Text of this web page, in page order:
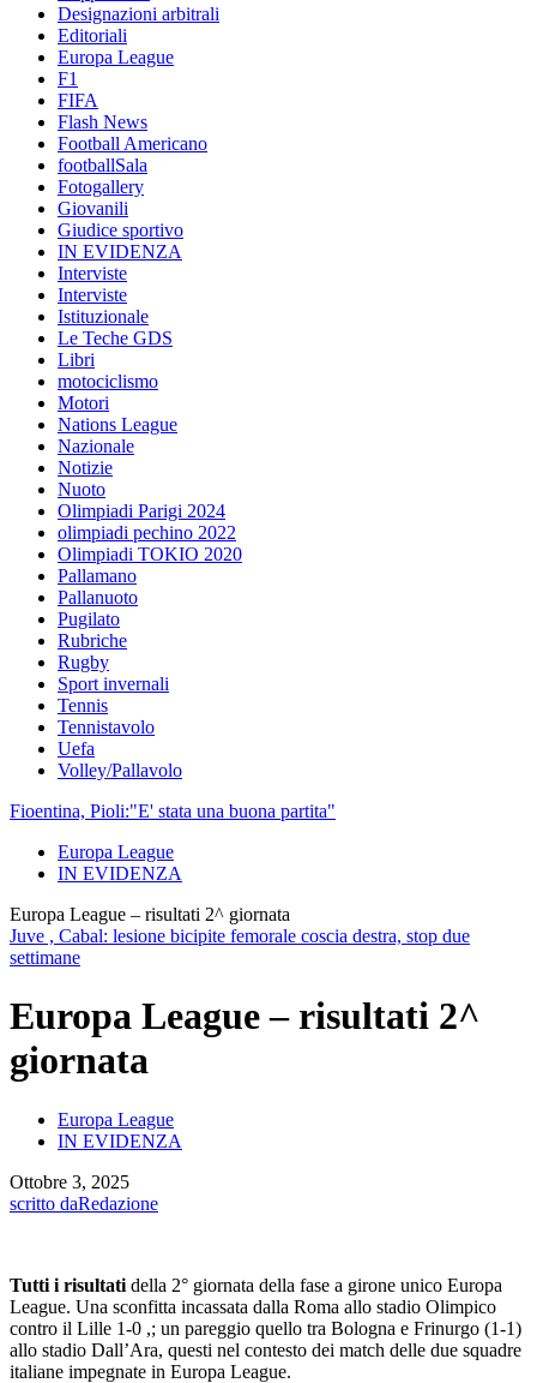
Designazioni arbitrali
Editoriali
Europa League
F1
FIFA
Flash News
Football Americano
footballSala
Fotogallery
Giovanili
Giudice sportivo
IN EVIDENZA
Interviste
Interviste
Istituzionale
Le Teche GDS
Libri
motociclismo
Motori
Nations League
Nazionale
Notizie
Nuoto
Olimpiadi Parigi 2024
olimpiadi pechino 2022
Olimpiadi TOKIO 2020
Pallamano
Pallanuoto
Pugilato
Rubriche
Rugby
Sport invernali
Tennis
Tennistavolo
Uefa
Volley/Pallavolo
Fioentina, Pioli:"E' stata una buona partita"
Europa League
IN EVIDENZA
Europa League – risultati 2^ giornata
Juve , Cabal: lesione bicipite femorale coscia destra, stop due
settimane
Europa League – risultati 2^
giornata
Europa League
IN EVIDENZA
Ottobre 3, 2025
scritto daRedazione
Tutti i risultati della 2° giornata della fase a girone unico Europa
League. Una sconfitta incassata dalla Roma allo stadio Olimpico
contro il Lille 1-0 ,; un pareggio quello tra Bologna e Frinurgo (1-1)
allo stadio Dall’Ara, questi nel contesto dei match delle due squadre
italiane impegnate in Europa League.